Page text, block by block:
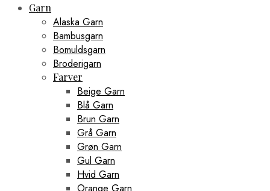
Garn
Alaska Garn
Bambusgarn
Bomuldsgarn
Broderigarn
Farver
Beige Garn
Blå Garn
Brun Garn
Grå Garn
Grøn Garn
Gul Garn
Hvid Garn
Orange Garn